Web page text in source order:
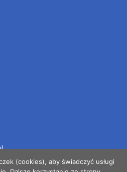
(cookies), aby świadczyć usługi